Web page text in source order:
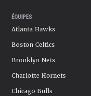
ÉQUIPES
Atlanta Hawks
Boston Celtics
Brooklyn Nets
Charlotte Hornets
Chicago Bulls